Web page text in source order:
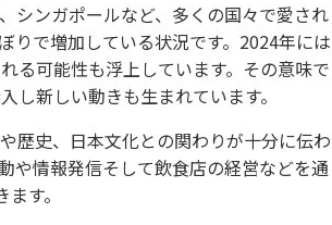
シンガポールなど、多くの国々で愛され
りで増加している状況です。2024年には
る可能性も浮上しています。その意味で
新しい動きも生まれています。
歴史、日本文化との関わりが十分に伝わ
や情報発信そして飲食店の経営などを通
す。